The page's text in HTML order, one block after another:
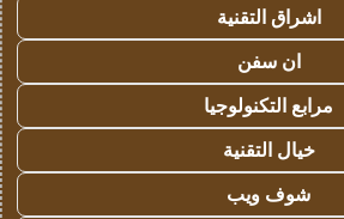
اشراق التقنية
ان سفن
مرابع التكنولوجيا
خيال التقنية
شوف ويب